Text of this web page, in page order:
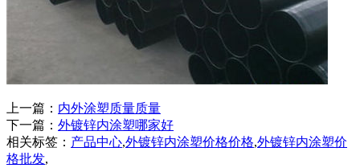
上一篇： 内外涂塑质量质量
下一篇： 外镀锌内涂塑哪家好
相关标签： 产品中心,外镀锌内涂塑价格价格,外镀锌内涂塑价
格批发,